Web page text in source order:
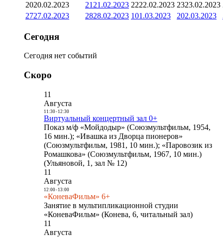
2020.02.2023 21 21.02.2023 2222.02.2023 2323.02.2023
2727.02.2023 2828.02.2023 101.03.2023 202.03.2023
Сегодня
Сегодня нет событий
Скоро
11
Августа
11:30- 12:30
Виртуальный концертный зал 0+
Показ м/ф «Мойдодыр» (Союзмультфильм, 1954,
16 мин.); «Ивашка из Дворца пионеров»
(Союзмультфильм, 1981, 10 мин.); «Паровозик из
Ромашкова» (Союзмультфильм, 1967, 10 мин.)
(Ульяновой, 1, зал № 12)
11
Августа
12:00- 13:00
«КоневаФильм» 6+
Занятие в мультипликационной студии
«КоневаФильм» (Конева, 6, читальный зал)
11
Августа